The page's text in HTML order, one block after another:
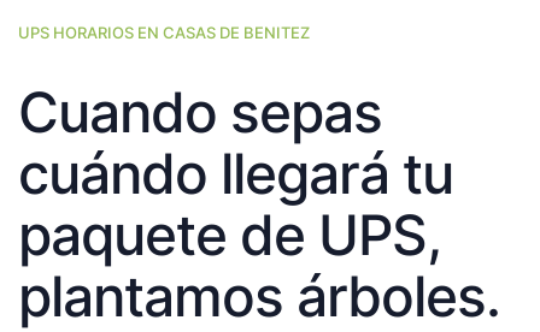
UPS HORARIOS EN CASAS DE BENITEZ
Cuando sepas
cuándo llegará tu
paquete de UPS,
plantamos árboles.